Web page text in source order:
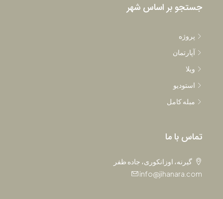
جستجو بر اساس شهر
پروژه
آپارتمان
ویلا
استودیو
مبله کامل
تماس با ما
گیرنه، اوزانکوری، جاده ظفر
info@jihanara.com